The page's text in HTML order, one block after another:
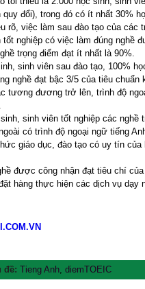
quy đổi), trong đó có ít nhất 30%
rõ, việc làm sau đào tạo của
tốt nghiệp có việc làm đúng nghề
trọng điểm đạt ít nhất là 90%.
sinh viên sau đào tạo, 100%
nghề đạt bậc 3/5 của tiêu
tương đương trở lên, trình độ
sinh viên tốt nghiệp các
có trình độ ngoại ngữ tiếng
giáo dục, đào tạo có uy tín của
được công nhận đạt tiêu chí
hàng thực hiện các dịch vụ dạy
đề: Tieng Anh, diemTOEIC